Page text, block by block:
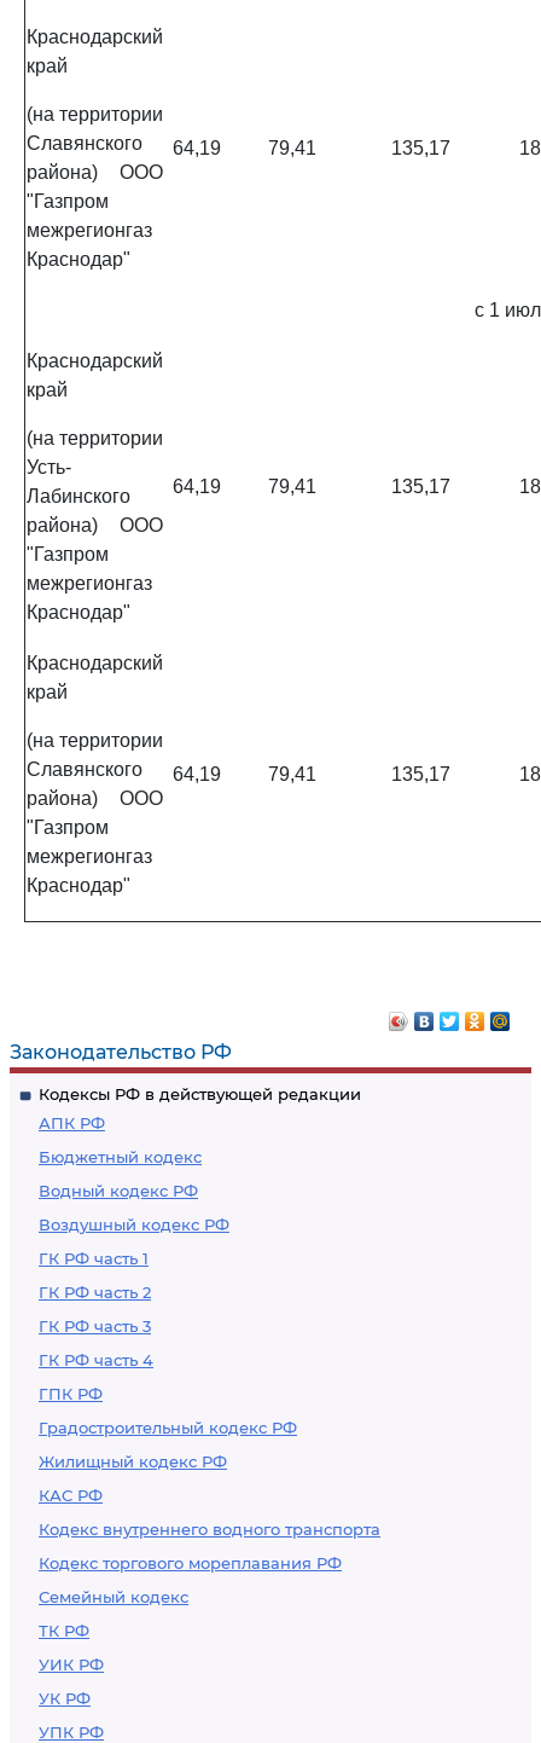
Законодательство РФ
Кодексы РФ в действующей редакции
АПК РФ
Бюджетный кодекс
Водный кодекс РФ
Воздушный кодекс РФ
ГК РФ часть 1
ГК РФ часть 2
ГК РФ часть 3
ГК РФ часть 4
ГПК РФ
Градостроительный кодекс РФ
Жилищный кодекс РФ
КАС РФ
Кодекс внутреннего водного транспорта
Кодекс торгового мореплавания РФ
Семейный кодекс
ТК РФ
УИК РФ
УК РФ
УПК РФ
Краснодарский
край
(на территории
Славянского
района) ООО
"Газпром
межрегионгаз
Краснодар"
64,19 79,41 135,17
с 1
Краснодарский
край
(на территории
Усть-
Лабинского
района) ООО
"Газпром
межрегионгаз
Краснодар"
64,19 79,41 135,17
Краснодарский
край
(на территории
Славянского
района) ООО
"Газпром
межрегионгаз
Краснодар"
64,19 79,41 135,17